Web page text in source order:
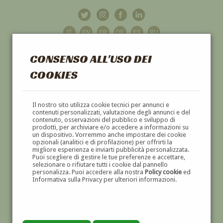
CONSENSO ALL'USO DEI
COOKIES
Il nostro sito utilizza cookie tecnici per annunci e
contenuti personalizzati, valutazione degli annunci e del
contenuto, osservazioni del pubblico e sviluppo di
prodotti, per archiviare e/o accedere a informazioni su
un dispositivo. Vorremmo anche impostare dei cookie
opzionali (analitici e di profilazione) per offrirti la
migliore esperienza e inviarti pubblicità personalizzata.
Puoi scegliere di gestire le tue preferenze e accettare,
selezionare o rifiutare tutti i cookie dal pannello
personalizza. Puoi accedere alla nostra Policy cookieed
Informativa sulla Privacy per ulteriori informazioni.
GALLERIAD'ARTE
DIPINTI E SCULTURE '800 E '900